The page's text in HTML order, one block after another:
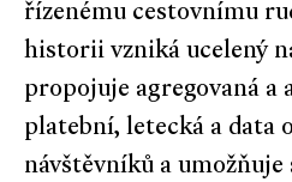
řízenému cestovnímu
historii vzniká ucelený
propojuje agregovaná a
platební, letecká a data
návštěvníků a